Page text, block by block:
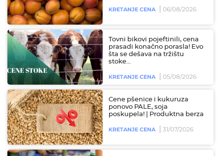
KRETANJE CENA 06/08/2026
Tovni bikovi pojeftinili, cena
prasadi konačno porasla! Evo
šta se dešava na tržištu
stoke...
KRETANJE CENA 05/08/2026
Cene pšenice i kukuruza
ponovo PALE, soja
poskupela! | Produktna berza
KRETANJE CENA 31/07/2026